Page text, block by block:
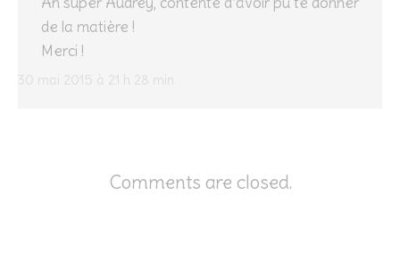
30 mai 2015 à 21 h 28 min
de la matière !
Merci !
Comments are closed.